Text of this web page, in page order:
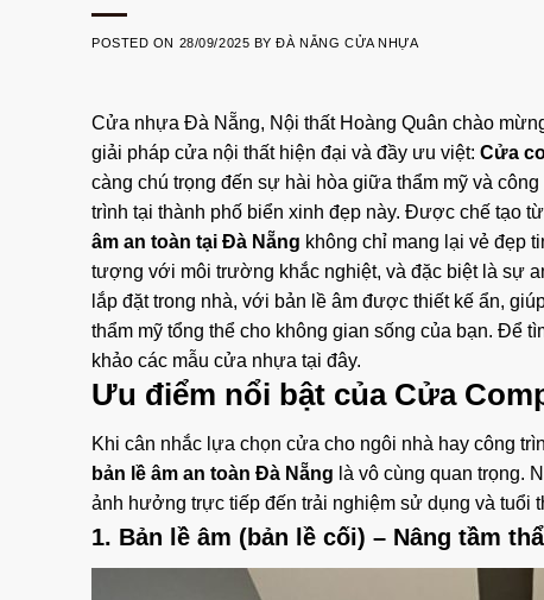
POSTED ON 28/09/2025 BYĐÀ NẴNG CỬA NHỰA
Cửa nhựa Đà Nẵng, Nội thất Hoàng Quân chào
giải pháp cửa nội thất hiện đại và đầy ưu việt: Cửa
càng chú trọng đến sự hài hòa giữa thẩm mỹ và
trình tại thành phố biển xinh đẹp này. Được chế tạo
âm an toàn tại Đà Nẵng không chỉ mang lại vẻ đẹp
tượng với môi trường khắc nghiệt, và đặc biệt là sự
lắp đặt trong nhà, với bản lề âm được thiết kế ẩn,
thẩm mỹ tổng thể cho không gian sống của bạn. Để
khảo các mẫu cửa nhựa tại đây.
Ưu điểm nổi bật của Cửa
Khi cân nhắc lựa chọn cửa cho ngôi nhà hay công
bản lề âm an toàn Đà Nẵng là vô cùng quan trọng.
ảnh hưởng trực tiếp đến trải nghiệm sử dụng và tuổi
1. Bản lề âm (bản lề cối) – Nâng tầm